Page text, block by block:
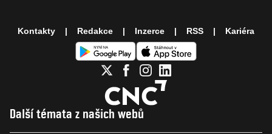
Další témata z našich webů
Kontakty Redakce Inzerce RSS Kariéra